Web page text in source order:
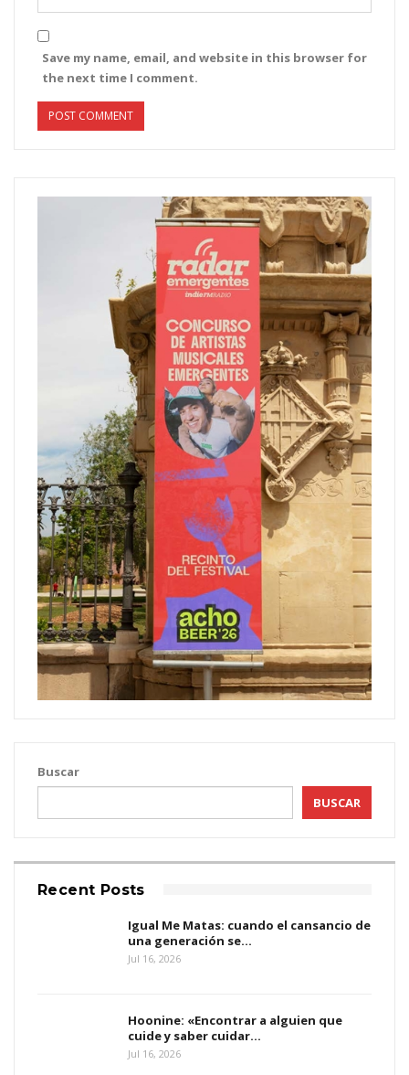
Save my name, email, and website in this browser for
the next time I comment.
Buscar
BUSCAR
Recent Posts
Igual Me Matas: cuando el cansancio de
una generación se…
Jul 16, 2026
Hoonine: «Encontrar a alguien que
cuide y saber cuidar…
Jul 16, 2026